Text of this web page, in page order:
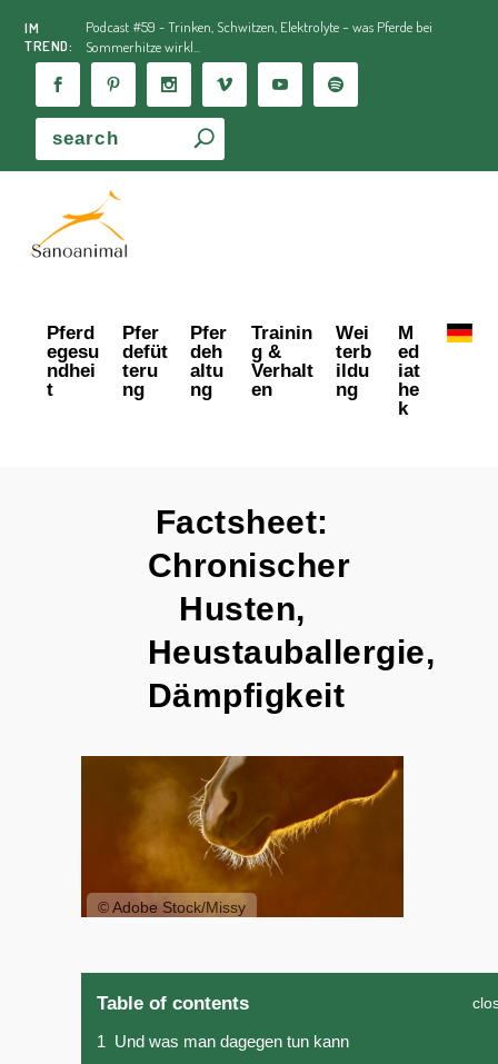
IM
TREND:
Podcast #59 - Trinken, Schwitzen, Elektrolyte – was Pferde bei
Sommerhitze wirkl...
Pferd
egesu
ndhei
t
Pfer
defüt
teru
ng
Pfer
deh
altu
ng
Trainin
g &
Verhalt
en
Wei
terb
ildu
ng
M
ed
iat
he
k
Factsheet:
Chronischer
Husten,
Heustauballergie,
Dämpfigkeit
© Adobe Stock/Missy
Table of contents
1 Und was man dagegen tun kann